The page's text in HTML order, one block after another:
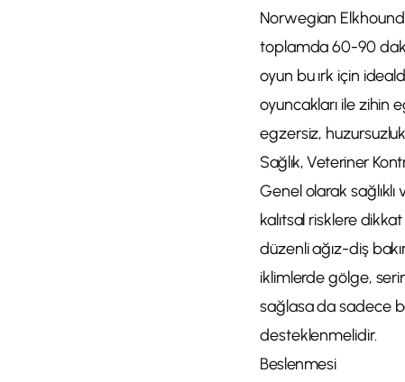
Norwegian
toplamda 60-90
oyun bu ırk için
oyuncakları ile zihin
egzersiz,
Sağlık, Veteriner
Genel olarak
kalıtsal risklere
düzenli ağız-diş
iklimlerde gölge,
sağlasa da sadece
desteklenmelidir.
Beslenmesi